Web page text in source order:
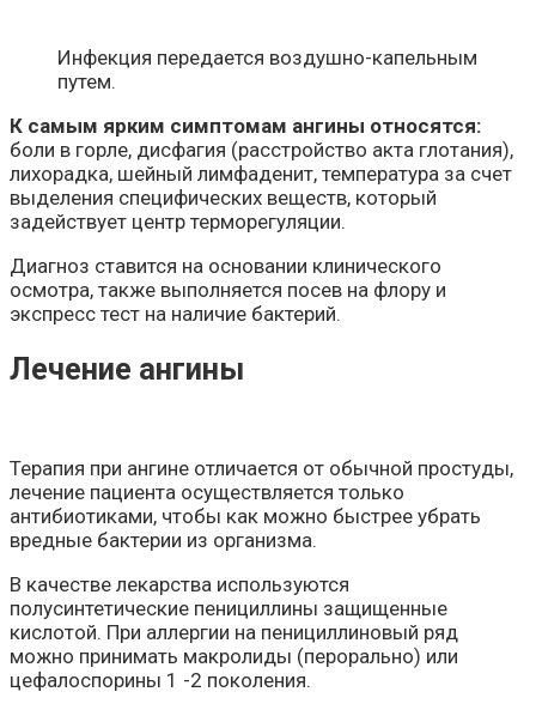
Инфекция передается воздушно-капельным
путем.
К самым ярким симптомам ангины относятся:
боли в горле, дисфагия (расстройство акта глотания),
лихорадка, шейный лимфаденит, температура за счет
выделения специфических веществ, который
задействует центр терморегуляции.
Диагноз ставится на основании клинического
осмотра, также выполняется посев на флору и
экспресс тест на наличие бактерий.
Лечение ангины
Терапия при ангине отличается от обычной простуды,
лечение пациента осуществляется только
антибиотиками, чтобы как можно быстрее убрать
вредные бактерии из организма.
В качестве лекарства используются
полусинтетические пенициллины защищенные
кислотой. При аллергии на пенициллиновый ряд
можно принимать макролиды (перорально) или
цефалоспорины 1 -2 поколения.